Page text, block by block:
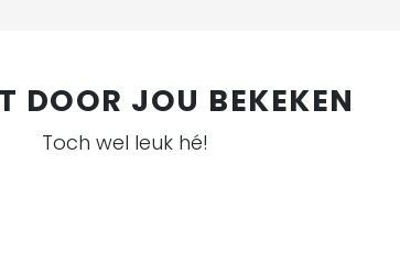
DOOR JOU BEKEKEN
Toch wel leuk hé!